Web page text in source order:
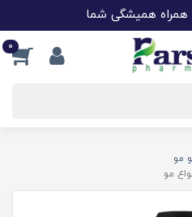
همراه همیشگی شما
0
مو
مو